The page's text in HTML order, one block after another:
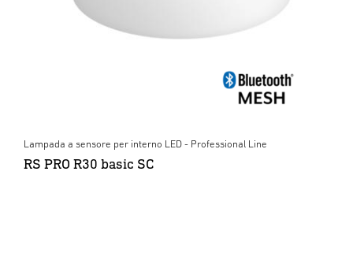
Lampada a sensore per interno LED - Professional Line
RS PRO R30 basic SC